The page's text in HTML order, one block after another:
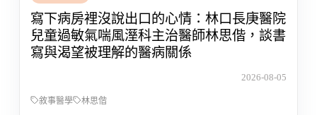
寫下病房裡沒說出口的心情：林口長庚醫院
兒童過敏氣喘風溼科主治醫師林思偕，談書
寫與渴望被理解的醫病關係
2026-08-05
敘事醫學 林思偕